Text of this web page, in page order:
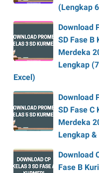
(Lengkap
Download
SD Fase B
Merdeka
Lengkap
Excel)
Download
SD Fase C
Merdeka
Lengkap &
Download
Fase B